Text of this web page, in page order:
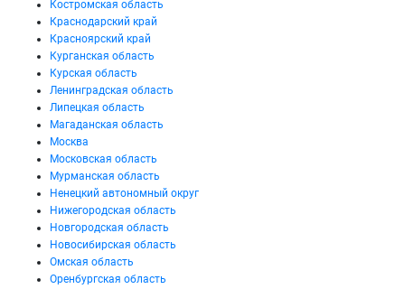
Костромская область
Краснодарский край
Красноярский край
Курганская область
Курская область
Ленинградская область
Липецкая область
Магаданская область
Москва
Московская область
Мурманская область
Ненецкий автономный округ
Нижегородская область
Новгородская область
Новосибирская область
Омская область
Оренбургская область